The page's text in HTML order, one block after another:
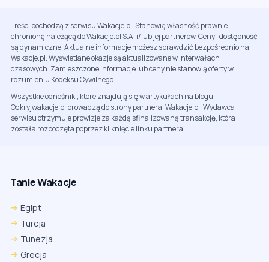
Treści pochodzą z serwisu Wakacje.pl. Stanowią własność prawnie
chronioną należącą do Wakacje.pl S.A. i/lub jej partnerów. Ceny i dostępność
są dynamiczne. Aktualne informacje możesz sprawdzić bezpośrednio na
Wakacje.pl. Wyświetlane okazje są aktualizowane w interwałach
czasowych. Zamieszczone informacje lub ceny nie stanowią oferty w
rozumieniu Kodeksu Cywilnego.
Wszystkie odnośniki, które znajdują się w artykułach na blogu
Odkryjwakacje.pl prowadzą do strony partnera: Wakacje.pl. Wydawca
serwisu otrzymuje prowizje za każdą sfinalizowaną transakcję, która
została rozpoczęta poprzez kliknięcie linku partnera.
Tanie Wakacje
Egipt
Turcja
Tunezja
Grecja